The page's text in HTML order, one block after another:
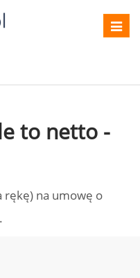
to netto -
rękę) na umowę o